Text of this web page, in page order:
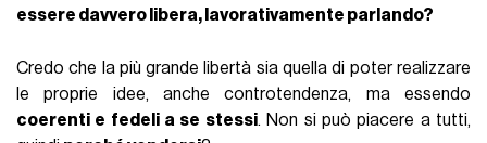
essere davvero libera, lavorativamente parlando?
Credo che la più grande libertà sia quella di poter realizzare
le proprie idee, anche controtendenza, ma essendo
coerenti e fedeli a se stessi. Non si può piacere a tutti,